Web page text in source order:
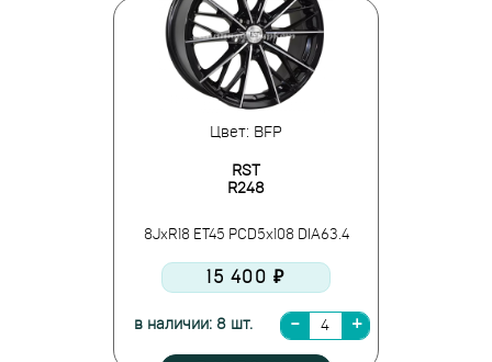
Цвет: BFP
RST
R248
8JxR18 ET45 PCD5x108 DIA63.4
15 400 ₽
в наличии: 8 шт.